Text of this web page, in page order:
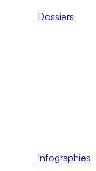
Dossiers
Infographies